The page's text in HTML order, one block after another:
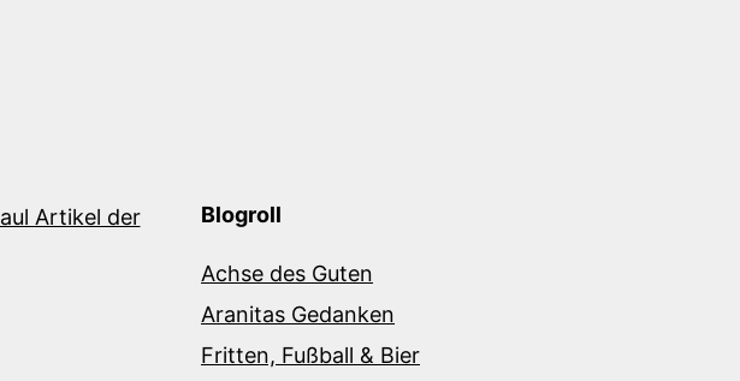
Blogroll
Achse des Guten
Aranitas Gedanken
Fritten, Fußball & Bier